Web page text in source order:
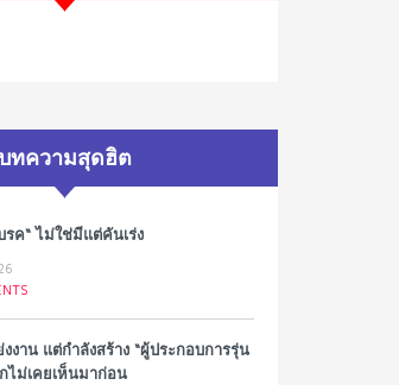
ทความสุดฮิต
รค“ ไม่ใช่มีแต่คันเร่ง
งาน แต่กำลังสร้าง “ผู้ประกอบการรุ่น
ไม่เคยเห็นมาก่อน